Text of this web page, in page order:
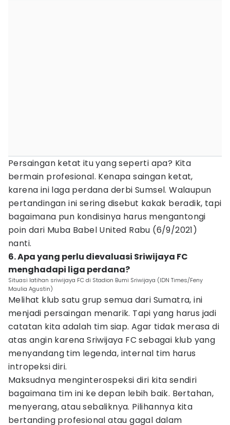
Persaingan ketat itu yang seperti apa? Kita
bermain profesional. Kenapa saingan ketat,
karena ini laga perdana derbi Sumsel. Walaupun
pertandingan ini sering disebut kakak beradik, tapi
bagaimana pun kondisinya harus mengantongi
poin dari Muba Babel United Rabu (6/9/2021)
nanti.
6. Apa yang perlu dievaluasi Sriwijaya FC
menghadapi liga perdana?
Situasi latihan sriwijaya FC di Stadion Bumi Sriwijaya (IDN Times/Feny
Maulia Agustin)
Melihat klub satu grup semua dari Sumatra, ini
menjadi persaingan menarik. Tapi yang harus jadi
catatan kita adalah tim siap. Agar tidak merasa di
atas angin karena Sriwijaya FC sebagai klub yang
menyandang tim legenda, internal tim harus
intropeksi diri.
Maksudnya menginterospeksi diri kita sendiri
bagaimana tim ini ke depan lebih baik. Bertahan,
menyerang, atau sebaliknya. Pilihannya kita
bertanding profesional atau gagal dalam